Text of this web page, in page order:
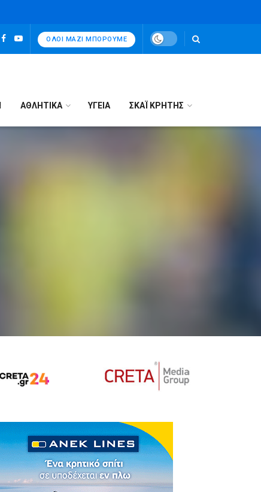
ΌΛΟΙ ΜΑΖΊ ΜΠΟΡΟΎΜΕ
ΑΘΛΗΤΙΚΑ ΥΓΕΙΑ ΣΚΑΪ ΚΡΗΤΗΣ